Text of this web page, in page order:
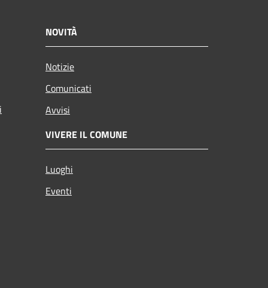
NOVITÀ
Notizie
Comunicati
Avvisi
VIVERE IL COMUNE
Luoghi
Eventi